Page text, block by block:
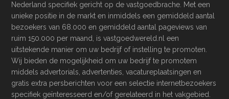
Nederland specifiek gericht op de vastgoedbrache. Met een
unieke positie in de markt en inmiddels een gemiddeld aantal
bezoekers van 68.000 en gemiddeld aantal pageviews van
ruim 150.000 per maand, is vastgoedwereld.nl een
uitstekende manier om uw bedrijf of instelling te promoten.
Wij bieden de mogelijkheid om uw bedrijf te promotem
middels advertorials, advertenties, vacatureplaatsingen en
gratis extra persberichten voor een selectie internetbezoekers
specifiek geïnteresseerd en/of gerelateerd in het vakgebied.